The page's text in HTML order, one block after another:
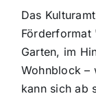
Kultur
Panorama
Das
Förderformat
Garten, im
Wohnblock –
kann sich ab